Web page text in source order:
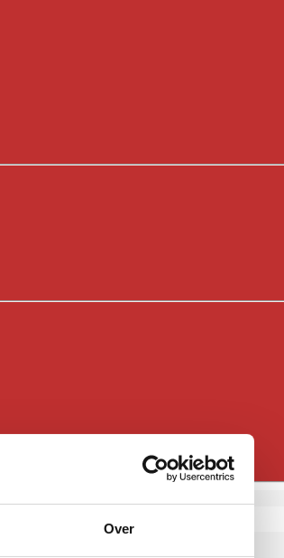
Over